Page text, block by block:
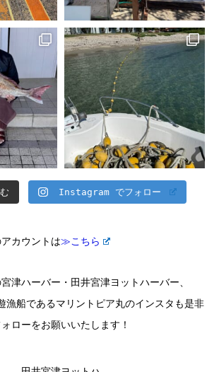
Instagram でフォロー
カウントは≫こちら
津ハーバー・田井宮津ヨットハーバー、
漁船であるマリントピア丸のインスタも是非
ローをお願いいたします！